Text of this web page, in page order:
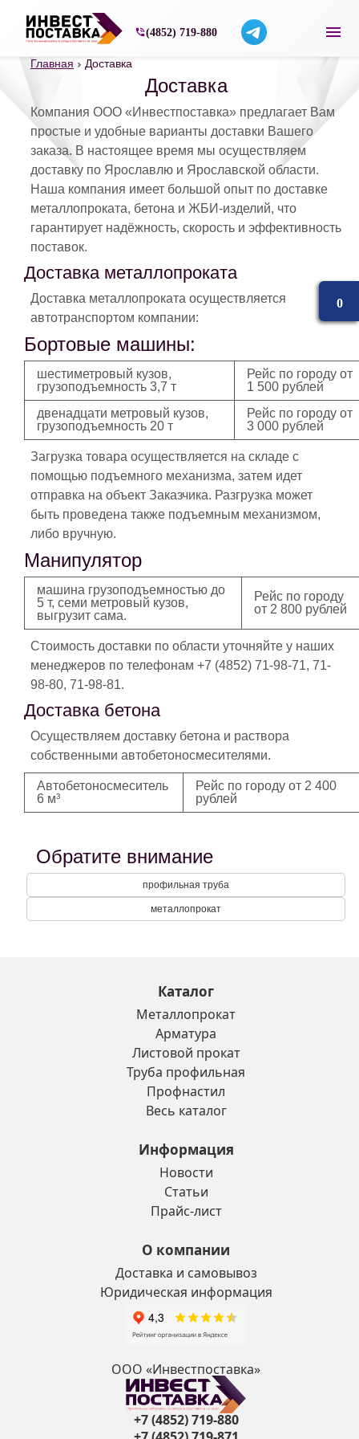
Строительные материалы со склада в
(4852) 719-880
Главная Доставка
Доставка
Компания ООО «Инвестпоставка» предлагает Вам
простые и удобные варианты доставки Вашего
заказа. В настоящее время мы осуществляем
доставку по Ярославлю и Ярославской области.
Наша компания имеет большой опыт по доставке
металлопроката, бетона и ЖБИ-изделий, что
гарантирует надёжность, скорость и эффективность
поставок.
Доставка металлопроката
Доставка металлопроката осуществляется
автотранспортом компании:
Бортовые машины:
шестиметровый кузов,
грузоподъемность 3,7 т
Рейс по городу от
1 500 рублей
двенадцати метровый кузов,
грузоподъемность 20 т
Рейс по городу от
3 000 рублей
Загрузка товара осуществляется на складе с
помощью подъемного механизма, затем идет
отправка на объект Заказчика. Разгрузка может
быть проведена также подъемным механизмом,
либо вручную.
Манипулятор
машина грузоподъемностью до
5 т, семи метровый кузов,
выгрузит сама.
Рейс по городу
от 2 800 рублей
Стоимость доставки по области уточняйте у наших
менеджеров по телефонам +7 (4852) 71-98-71, 71-
98-80, 71-98-81.
Доставка бетона
Осуществляем доставку бетона и раствора
собственными автобетоносмесителями.
Автобетоносмеситель
6 м³
Рейс по городу от 2 400
рублей
Обратите внимание
профильная труба
металлопрокат
Каталог
Металлопрокат
Арматура
Листовой прокат
Труба профильная
Профнастил
Весь каталог
Информация
Новости
Статьи
Прайс-лист
О компании
Доставка и самовывоз
Юридическая информация
ООО «Инвестпоставка»
+7 (4852) 719-880
0